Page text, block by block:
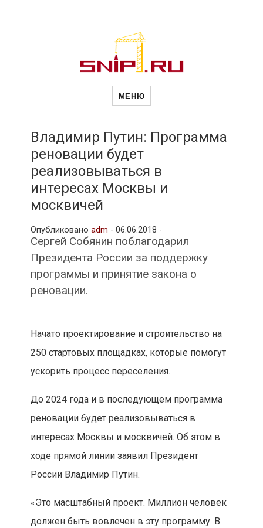
Новости
и
другие связанные со стройкой
рубрики
МЕНЮ
Владимир Путин: Программа
реновации будет
реализовываться в
интересах Москвы и
москвичей
Опубликовано adm - 06.06.2018 -
Сергей Собянин поблагодарил
Президента России за поддержку
программы и принятие закона о
реновации.
Начато проектирование и строительство на
250 стартовых площадках, которые помогут
ускорить процесс переселения.
До 2024 года и в последующем программа
реновации будет реализовываться в
интересах Москвы и москвичей. Об этом в
ходе прямой линии заявил Президент
России Владимир Путин.
«Это масштабный проект. Миллион человек
должен быть вовлечен в эту программу. В